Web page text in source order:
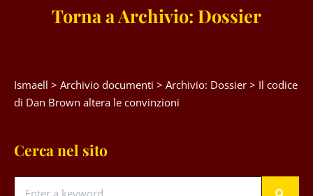
Torna a Archivio: Dossier
Ismaell > Archivio documenti > Archivio: Dossier > Il codice
di Dan Brown altera le convinzioni
Cerca nel sito